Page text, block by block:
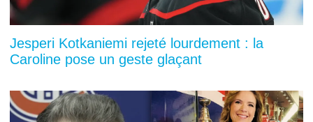
Jesperi Kotkaniemi rejeté lourdement : la
Caroline pose un geste glaçant